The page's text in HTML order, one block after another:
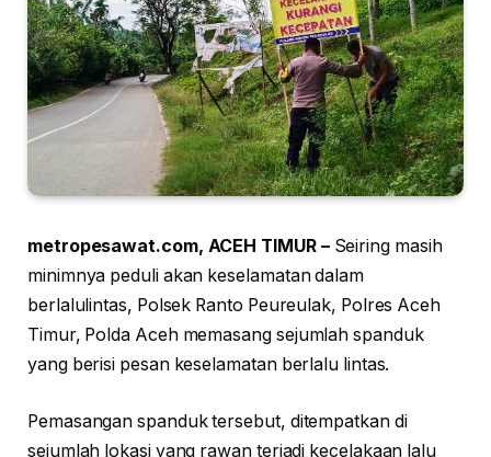
metropesawat.com, ACEH TIMUR –Seiring masih
minimnya peduli akan keselamatan dalam
berlalulintas, Polsek Ranto Peureulak, Polres Aceh
Timur, Polda Aceh memasang sejumlah spanduk
yang berisi pesan keselamatan berlalu lintas.
Pemasangan spanduk tersebut, ditempatkan di
sejumlah lokasi yang rawan terjadi kecelakaan lalu